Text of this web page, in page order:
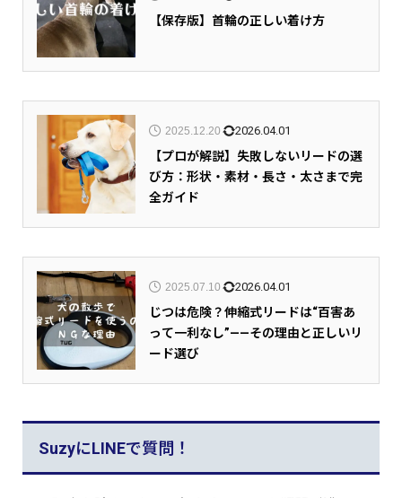
【保存版】首輪の正しい着け方
2025.12.20 2026.04.01
【プロが解説】失敗しないリードの選
び方：形状・素材・長さ・太さまで完
全ガイド
2025.07.10 2026.04.01
じつは危険？伸縮式リードは“百害あ
って一利なし”——その理由と正しいリ
ード選び
SuzyにLINEで質問！